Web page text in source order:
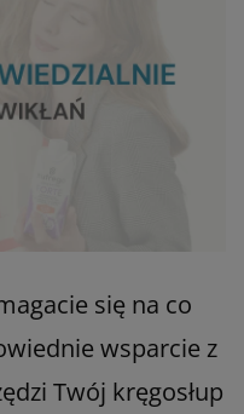
się na co
wsparcie z
Twój kręgosłup